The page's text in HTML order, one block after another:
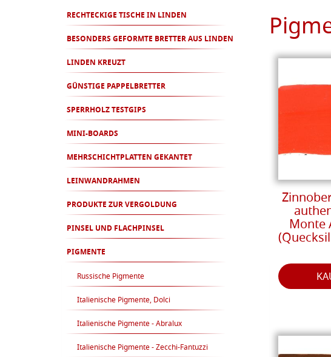
RECHTECKIGE TISCHE IN LINDEN
BESONDERS GEFORMTE BRETTER AUS LINDEN
LINDEN KREUZT
GÜNSTIGE PAPPELBRETTER
SPERRHOLZ TESTGIPS
MINI-BOARDS
MEHRSCHICHTPLATTEN GEKANTET
LEINWANDRAHMEN
PRODUKTE ZUR VERGOLDUNG
PINSEL UND FLACHPINSEL
PIGMENTE
Russische Pigmente
Italienische Pigmente, Dolci
Italienische Pigmente - Abralux
Italienische Pigmente - Zecchi-Fantuzzi
Monte